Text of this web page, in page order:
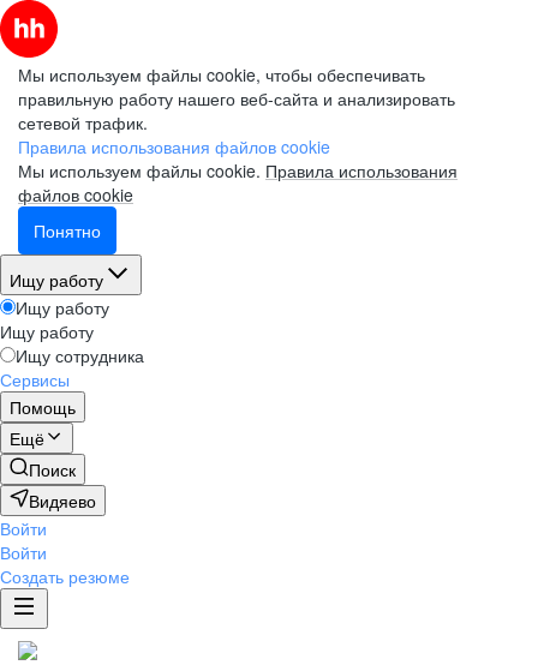
Мы используем файлы cookie, чтобы обеспечивать
правильную работу нашего веб-сайта и анализировать
сетевой трафик.
Правила использования файлов cookie
Мы используем файлы cookie. Правила использования
файлов cookie
Понятно
Ищу работу
Ищу работу
Ищу работу
Ищу сотрудника
Сервисы
Помощь
Ещё
Поиск
Видяево
Войти
Войти
Создать резюме